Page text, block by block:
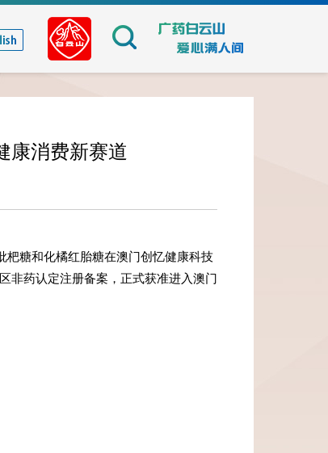
康消费新赛道
杷糖和化橘红胎糖在澳门创忆健康科技
非药认定注册备案，正式获准进入澳门